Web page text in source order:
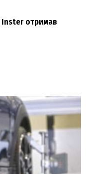
Inster отримав